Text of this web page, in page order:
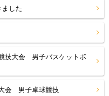
した
技大会 男子バスケットボ
会 男子卓球競技